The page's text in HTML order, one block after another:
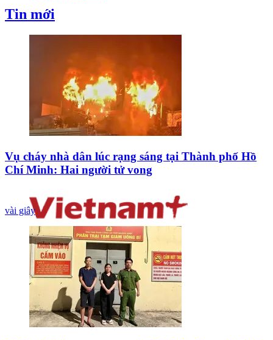
Tin mới
Vụ cháy nhà dân lúc rạng sáng tại Thành phố Hồ
Chí Minh: Hai người tử vong
vài giây